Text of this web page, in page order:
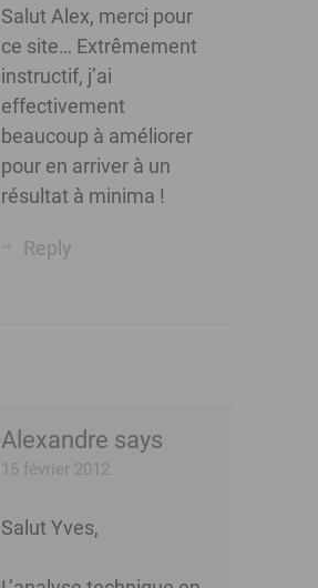
Salut Alex, merci pour
ce site… Extrêmement
instructif, j’ai
effectivement
beaucoup à améliorer
pour en arriver à un
résultat à minima !
Reply
Alexandre says
15 février 2012
Salut Yves,